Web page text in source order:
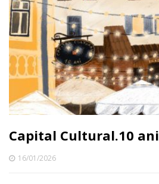
Capital Cultural.10 ani
16/01/2026